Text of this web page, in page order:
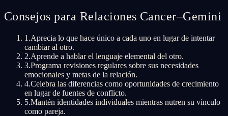
Consejos para Relaciones Cancer–Gemini
1 .Aprecia lo que hace único a cada uno en lugar de intentar
cambiar al otro.
2.Aprende a hablar el lenguaje elemental del otro.
3.Programa revisiones regulares sobre sus necesidades
emocionales y metas de la relación.
4.Celebra las diferencias como oportunidades de crecimiento
en lugar de fuentes de conflicto.
5.Mantén identidades individuales mientras nutren su vínculo
como pareja.